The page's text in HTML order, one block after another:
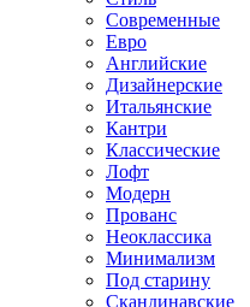
Современные
Евро
Английские
Дизайнерские
Итальянские
Кантри
Классические
Лофт
Модерн
Прованс
Неоклассика
Минимализм
Под старину
Скандинавские